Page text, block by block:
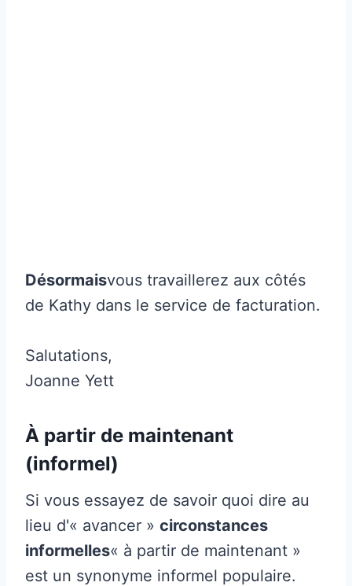
Désormaisvous travaillerez aux côtés
de Kathy dans le service de facturation.
Salutations,
Joanne Yett
À partir de maintenant
(informel)
Si vous essayez de savoir quoi dire au
lieu d'« avancer » circonstances
informelles« à partir de maintenant »
est un synonyme informel populaire.